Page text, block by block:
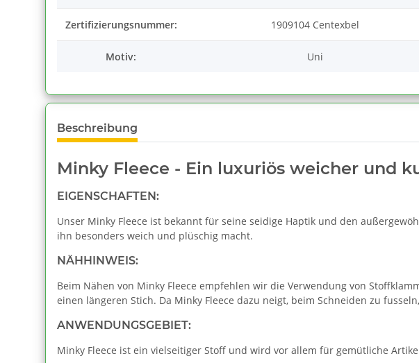
Zertifizierungsnummer: 1909104 Centexbel
Motiv: Uni
Beschreibung
Minky Fleece - Ein luxuriös weicher und
EIGENSCHAFTEN:
Unser Minky Fleece ist bekannt für seine seidige Haptik und den
ihn besonders weich und plüschig macht.
NÄHHINWEIS:
Beim Nähen von Minky Fleece empfehlen wir die Verwendung von
einen längeren Stich. Da Minky Fleece dazu neigt, beim Schneiden zu
ANWENDUNGSGEBIET:
Minky Fleece ist ein vielseitiger Stoff und wird vor allem für gemütliche